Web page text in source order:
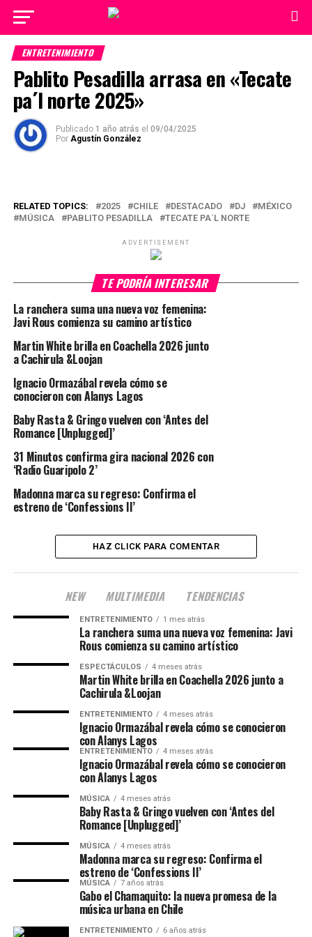
ENTRETENIMIENTO
Pablito Pesadilla arrasa en «Tecate
pa´l norte 2025»
Publicado 1 año atrás el 09/04/2025
Por Agustín González
RELATED TOPICS: 2025 CHILE DESTACADO DJ
MÉXICO
MÚSICA
PABLITO PESADILLA TECATE PA´L NORTE
ADVERTISEMENT
TE PODRÍA INTERESAR
La ranchera suma una nueva voz femenina:
Javi Rous comienza su camino artístico
Martin White brilla en Coachella 2026 junto
a Cachirula &Loojan
Ignacio Ormazábal revela cómo se
conocieron con Alanys Lagos
Baby Rasta & Gringo vuelven con ‘Antes del
Romance [Unplugged]’
31 Minutos confirma gira nacional 2026 con
‘Radio Guaripolo 2’
Madonna marca su regreso: Confirma el
estreno de ‘Confessions II’
HAZ CLICK PARA COMENTAR
NEW MULTIMEDIA TENDENCIAS
ENTRETENIMIENTO 1 mes atrás
La ranchera suma una nueva voz femenina: Javi
Rous comienza su camino artístico
ESPECTÁCULOS 4 meses atrás
Martin White brilla en Coachella 2026 junto a
Cachirula &Loojan
ENTRETENIMIENTO 4 meses atrás
Ignacio Ormazábal revela cómo se conocieron
con Alanys Lagos
ENTRETENIMIENTO 4 meses atrás
Ignacio Ormazábal revela cómo se conocieron
con Alanys Lagos
MÚSICA 4 meses atrás
Baby Rasta & Gringo vuelven con ‘Antes del
Romance [Unplugged]’
MÚSICA 4 meses atrás
Madonna marca su regreso: Confirma el
estreno de ‘Confessions II’
MÚSICA 7 años atrás
Gabo el Chamaquito: la nueva promesa de la
música urbana en Chile
ENTRETENIMIENTO 6 años atrás